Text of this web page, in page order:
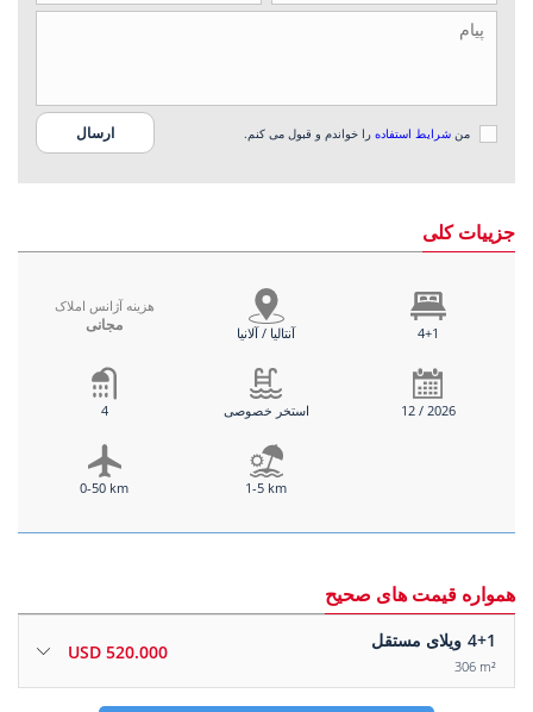
من شرایط استفاده را خواندم و قبول می کنم.
جزییات کلی
هزینه آژانس املاک
مجانی آنتالیا / آلانیا 4+1
4 استخر خصوصی 12 / 2026
0-50 km 1-5 km
همواره قیمت های صحیح
4+1 ویلای مستقل
306 m²
520.000 USD